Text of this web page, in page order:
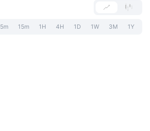
5m 15m 1H 4H 1D 1W 3M 1Y